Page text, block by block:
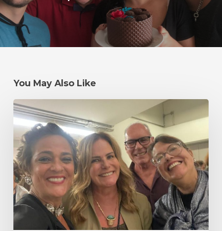
You May Also Like
Um
#tbt
mais
do
que
especial
–
Primeira
Edição
do